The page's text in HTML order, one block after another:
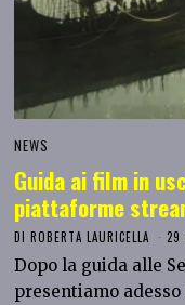
NEWS
Guida ai film in
piattaforme
DIROBERTA LAURICELLA 29
Dopo la guida alle
presentiamo